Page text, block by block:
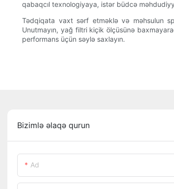
qabaqcıl texnologiyaya, istər büdcə
Tədqiqata vaxt sərf etməklə və məhsulun
Unutmayın, yağ filtri kiçik ölçüsünə
performans üçün səylə saxlayın.
Bizimlə əlaqə qurun
Ad